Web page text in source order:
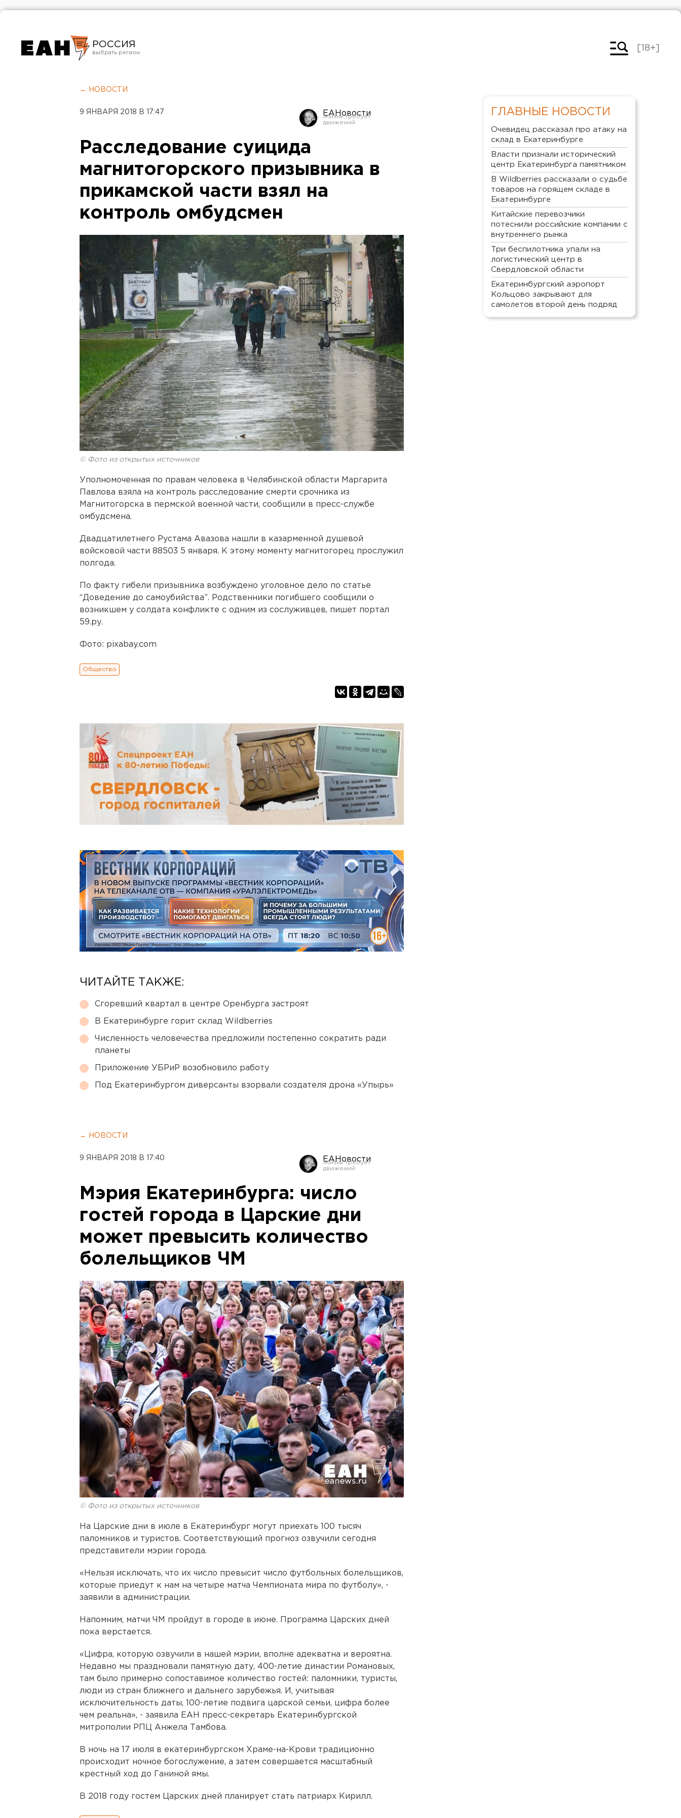
РОССИЯ
Челябинск
[18+]
← НОВОСТИ
9 ЯНВАРЯ 2018 В 17:47 ЕАНовости
Расследование суицида
магнитогорского призывника в
прикамской части взял на
контроль омбудсмен
© Фото из открытых источников
Уполномоченная по правам человека в Челябинской области Маргарита
Павлова взяла на контроль расследование смерти срочника из
Магнитогорска в пермской военной части, сообщили в пресс-службе
омбудсмена.
Двадцатилетнего Рустама Авазова нашли в казарменной душевой
войсковой части 88503 5 января. К этому моменту магнитогорец прослужил
полгода.
По факту гибели призывника возбуждено уголовное дело по статье
“Доведение до самоубийства”. Родственники погибшего сообщили о
возникшем у солдата конфликте с одним из сослуживцев, пишет портал
59.ру.
Фото: pixabay.com
Общество
ЧИТАЙТЕ ТАКЖЕ:
Сгоревший квартал в центре Оренбурга застроят
В Екатеринбурге горит склад Wildberries
Численность человечества предложили постепенно сократить ради
планеты
Приложение УБРиР возобновило работу
Под Екатеринбургом диверсанты взорвали создателя дрона «Упырь»
← НОВОСТИ
9 ЯНВАРЯ 2018 В 17:40 ЕАНовости
Мэрия Екатеринбурга: число
гостей города в Царские дни
может превысить количество
болельщиков ЧМ
© Фото из открытых источников
На Царские дни в июле в Екатеринбург могут приехать 100 тысяч
паломников и туристов. Соответствующий прогноз озвучили сегодня
представители мэрии города.
«Нельзя исключать, что их число превысит число футбольных болельщиков,
которые приедут к нам на четыре матча Чемпионата мира по футболу», -
заявили в администрации.
Напомним, матчи ЧМ пройдут в городе в июне. Программа Царских дней
пока верстается.
«Цифра, которую озвучили в нашей мэрии, вполне адекватна и вероятна.
Недавно мы праздновали памятную дату, 400-летие династии Романовых,
там было примерно сопоставимое количество гостей: паломники, туристы,
люди из стран ближнего и дальнего зарубежья. И, учитывая
исключительность даты, 100-летие подвига царской семьи, цифра более
чем реальна», - заявила ЕАН пресс-секретарь Екатеринбургской
митрополии РПЦ Анжела Тамбова.
В ночь на 17 июля в екатеринбургском Храме-на-Крови традиционно
происходит ночное богослужение, а затем совершается масштабный
крестный ход до Ганиной ямы.
В 2018 году гостем Царских дней планирует стать патриарх Кирилл.
ГЛАВНЫЕ НОВОСТИ
Очевидец рассказал про атаку на
склад в Екатеринбурге
Власти признали исторический
центр Екатеринбурга памятником
В Wildberries рассказали о судьбе
товаров на горящем складе в
Екатеринбурге
Китайские перевозчики
потеснили российские компании с
внутреннего рынка
Три беспилотника упали на
логистический центр в
Свердловской области
Екатеринбургский аэропорт
Кольцово закрывают для
самолетов второй день подряд